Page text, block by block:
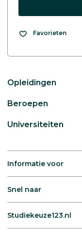
Favorieten
Opleidingen
Beroepen
Universiteiten
Informatie voor
Snel naar
Studiekeuze123.nl